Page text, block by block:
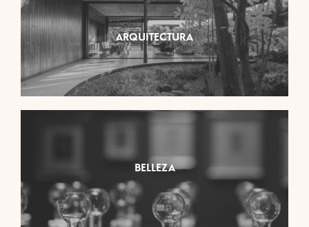
ARQUITECTURA
BELLEZA